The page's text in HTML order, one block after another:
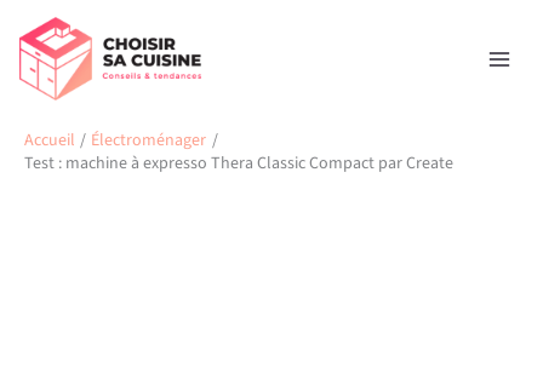
contenu
Accueil
Électroménager
Test : machine à expresso Thera Classic Compact par Create
Rechercher